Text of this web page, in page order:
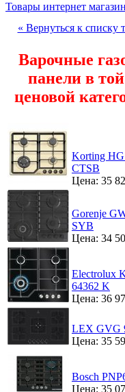
Товары интернет
« Вернуться к списку
Варочные
панели в
ценовой
Korting
CTSB
Цена: 35
Gorenje
SYB
Цена: 34
Electrolux
64362 K
Цена: 36
LEX GVG
Цена: 35
Bosch
Цена: 35